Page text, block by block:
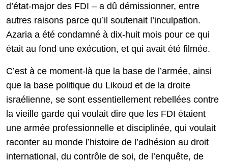
d’état-major des FDI – a dû démissionner, entre
autres raisons parce qu’il soutenait l’inculpation.
Azaria a été condamné à dix-huit mois pour ce qui
était au fond une exécution, et qui avait été filmée.
C’est à ce moment-là que la base de l’armée, ainsi
que la base politique du Likoud et de la droite
israélienne, se sont essentiellement rebellées contre
la vieille garde qui voulait dire que les FDI étaient
une armée professionnelle et disciplinée, qui voulait
raconter au monde l’histoire de l’adhésion au droit
international, du contrôle de soi, de l’enquête, de